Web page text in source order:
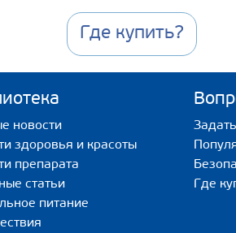
Где купить?
новости
здоровья и красоты
препарата
статьи
питание
Где